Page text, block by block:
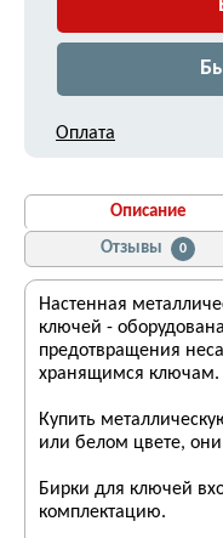
Оплата
Описание
Отзывы
0
Настенная
ключей -
предотвращения
хранящимся ключам.
Купить
или белом цвете,
Бирки для ключей
комплектацию.